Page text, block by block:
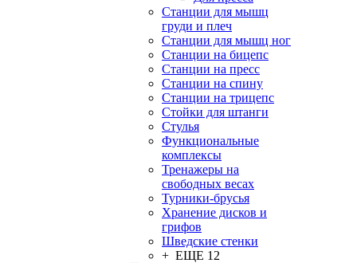
Станции для мышц
груди и плеч
Станции для мышц ног
Станции на бицепс
Станции на пресс
Станции на спину
Станции на трицепс
Стойки для штанги
Стулья
Функциональные
комплексы
Тренажеры на
свободных весах
Турники-брусья
Хранение дисков и
грифов
Шведские стенки
+ ЕЩЕ 12